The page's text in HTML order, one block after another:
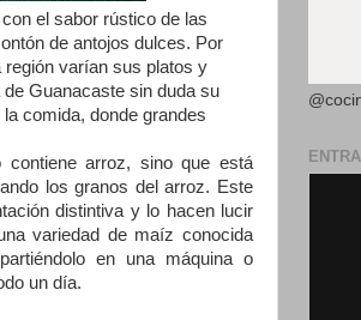
el sabor rústico de las
de antojos dulces. Por
región varían sus platos y
Guanacaste sin duda su
comida, donde grandes
arroz, sino que está
los granos del arroz. Este
distintiva y lo hacen lucir
variedad de maíz conocida
en una máquina o
un día.